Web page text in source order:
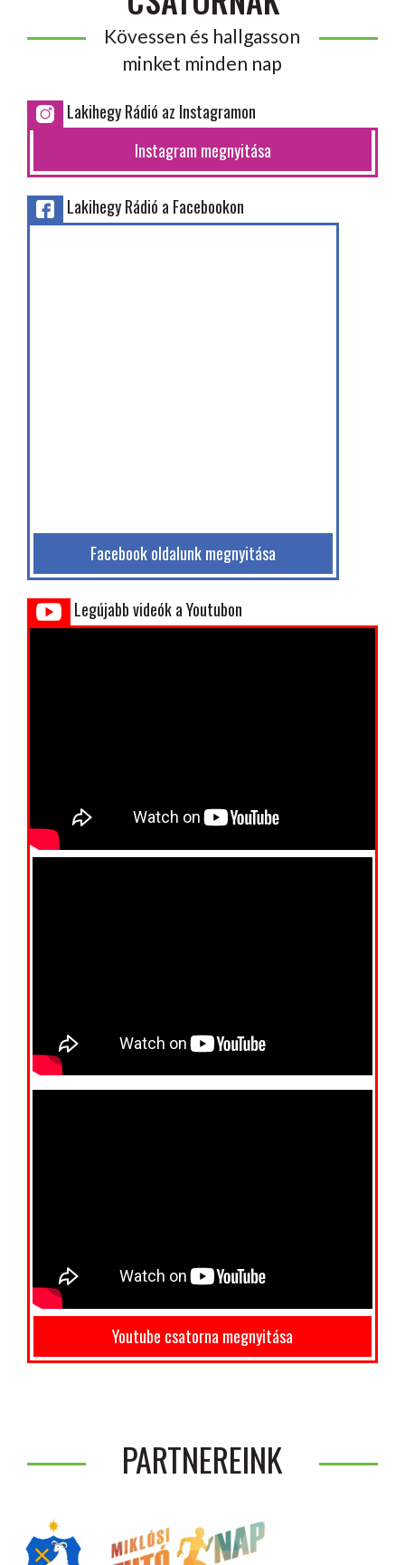
Kövessen és hallgasson
minket minden nap
Lakihegy Rádió az Instagramon
Instagram megnyitása
Lakihegy Rádió a Facebookon
Facebook oldalunk megnyitása
Legújabb videók a Youtubon
Youtube csatorna megnyitása
PARTNEREINK